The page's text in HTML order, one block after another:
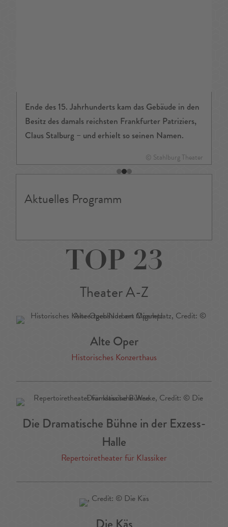
Ende des 15. Jahrhunderts kam das Gebäude in den
Besitz des damals reichsten Frankfurter Patriziers,
Claus Stalburg – und erhielt so seinen Namen.
© Stahlburg Theater
Aktuelles Programm
TOP 23
Theater A-Z
Alte Oper
Historisches Konzerthaus
Die Dramatische Bühne in der Exzess-
Halle
Repertoiretheater für Klassiker